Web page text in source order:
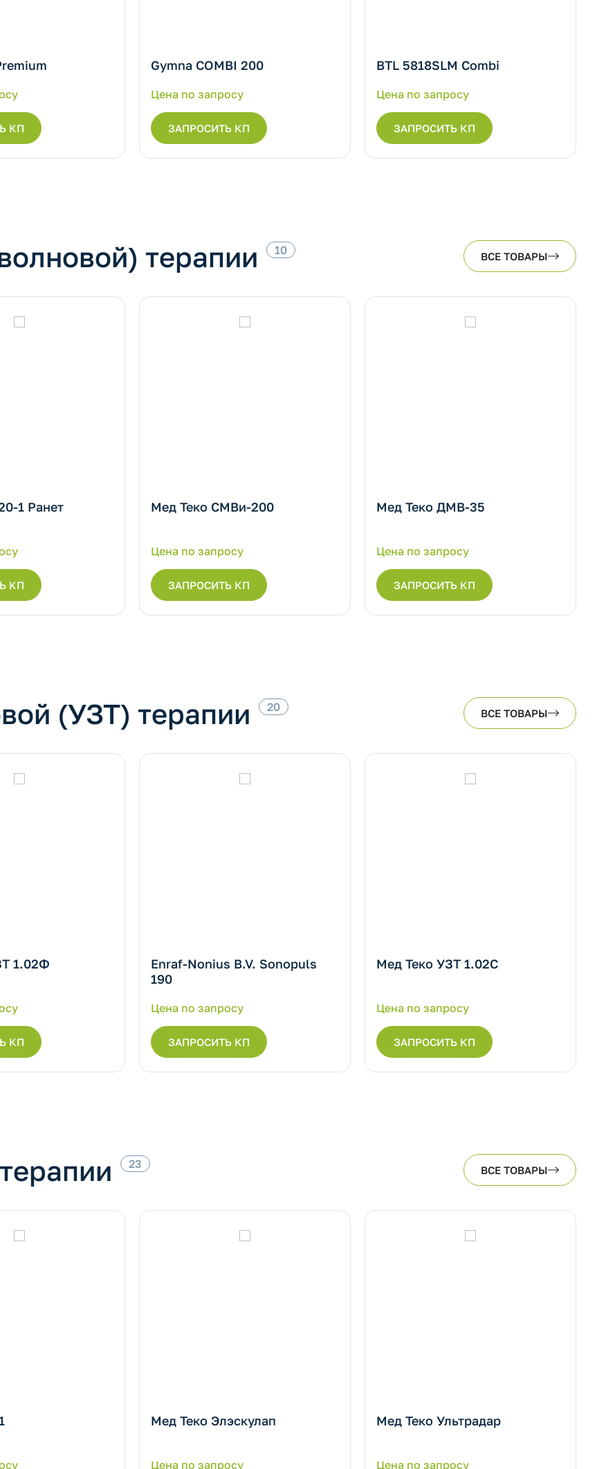
КП
Gymna COMBI 200
Цена по запросу
ЗАПРОСИТЬ КП
BTL 5818SLM Combi
Цена по запросу
ЗАПРОСИТЬ КП
терапии 10 ВСЕ ТОВАРЫ
1 Ранет
КП
Мед Теко СМВи-200
Цена по запросу
ЗАПРОСИТЬ КП
Мед Теко ДМВ-35
Цена по запросу
ЗАПРОСИТЬ КП
(УЗТ) терапии 20 ВСЕ ТОВАРЫ
1.02Ф
КП
Enraf-Nonius B.V. Sonopuls
190
Цена по запросу
ЗАПРОСИТЬ КП
Мед Теко УЗТ 1.02С
Цена по запросу
ЗАПРОСИТЬ КП
23 ВСЕ ТОВАРЫ
Мед Теко Элэскулап
Цена по запросу
Мед Теко Ультрадар
Цена по запросу